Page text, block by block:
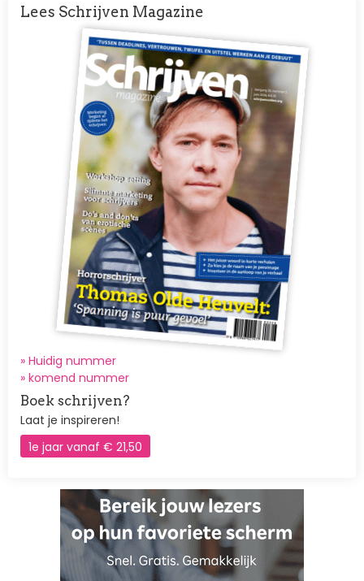
Lees Schrijven Magazine
Afbeelding
» Huidig nummer
» komend nummer
Boek schrijven?
Laat je inspireren!
1e jaar vanaf € 21,50